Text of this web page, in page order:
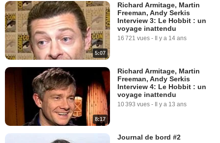
5:07
Richard Armitage, Martin
Freeman, Andy Serkis
Interview 3: Le Hobbit : un
voyage inattendu
16 721 vues - Il y a 14 ans
8:17
Richard Armitage, Martin
Freeman, Andy Serkis
Interview 4: Le Hobbit : un
voyage inattendu
10 393 vues - Il y a 13 ans
Journal de bord #2